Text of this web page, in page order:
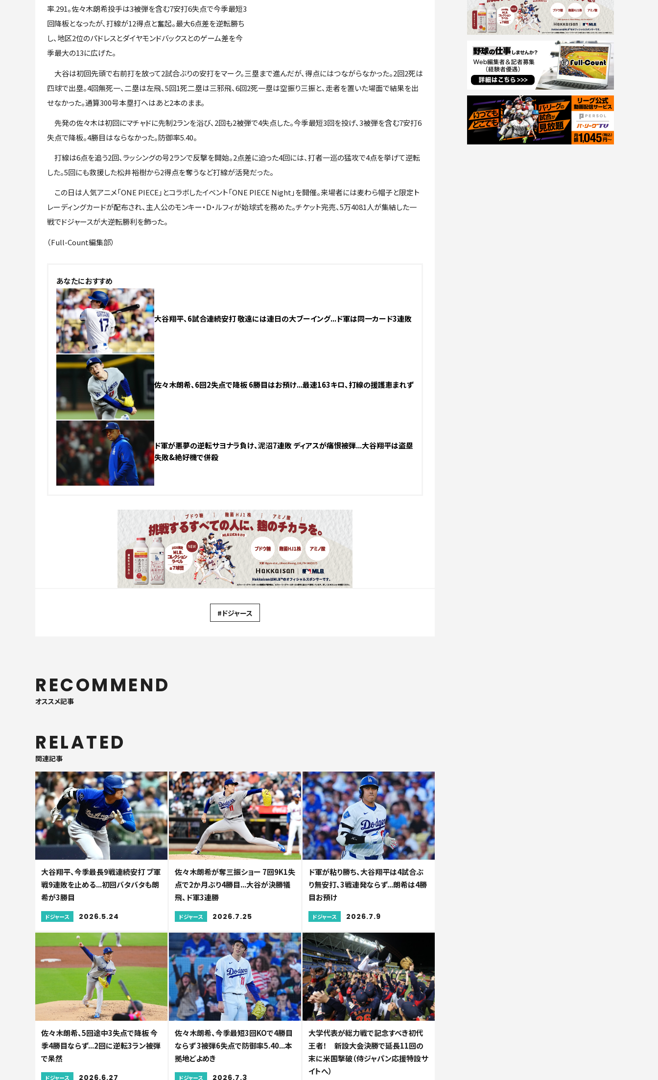
率.291。佐々木朗希投手は3被弾を含む7安打6失点で今季最短3
回降板となったが、打線が12得点と奮起。最大6点差を逆転勝ち
し、地区2位のパドレスとダイヤモンドバックスとのゲーム差を今
季最大の13に広げた。
大谷は初回先頭で右前打を放って2試合ぶりの安打をマーク。三塁まで進んだが、得点にはつながらなかった。2回2死は
四球で出塁。4回無死一、二塁は左飛、5回1死二塁は三邪飛、6回2死一塁は空振り三振と、走者を置いた場面で結果を出
せなかった。通算300号本塁打へはあと2本のまま。
先発の佐々木は初回にマチャドに先制2ランを浴び、2回も2被弾で4失点した。今季最短3回を投げ、3被弾を含む7安打6
失点で降板。4勝目はならなかった。防御率5.40。
打線は6点を追う2回、ラッシングの号2ランで反撃を開始。2点差に迫った4回には、打者一巡の猛攻で4点を挙げて逆転
した。5回にも救援した松井裕樹から2得点を奪うなど打線が活発だった。
この日は人気アニメ「ONE PIECE」とコラボしたイベント「ONE PIECE Night」を開催。来場者には麦わら帽子と限定ト
レーディングカードが配布され、主人公のモンキー・D・ルフィが始球式を務めた。チケット完売、5万4081人が集結した一
戦でドジャースが大逆転勝利を飾った。
（Full-Count編集部）
あなたにおすすめ
大谷翔平、6試合連続安打 敬遠には連日の大ブーイング...ド軍は同一カード3連敗
佐々木朗希、6回2失点で降板 6勝目はお預け...最速163キロ、打線の援護恵まれず
ド軍が悪夢の逆転サヨナラ負け、泥沼7連敗 ディアスが痛恨被弾...大谷翔平は盗塁
失敗&絶好機で併殺
#ドジャース
RECOMMEND
オススメ記事
RELATED
関連記事
大谷翔平、今季最長9戦連続安打 ブ軍
戦9連敗を止める...初回バタバタも朗
希が3勝目
ドジャース 2026.5.24
佐々木朗希が奪三振ショー 7回9K1失
点で2か月ぶり4勝目...大谷が決勝犠
飛、ド軍3連勝
ドジャース 2026.7.25
ド軍が粘り勝ち、大谷翔平は4試合ぶ
り無安打、3戦連発ならず...朗希は4勝
目お預け
ドジャース 2026.7.9
佐々木朗希、5回途中3失点で降板 今
季4勝目ならず...2回に逆転3ラン被弾
で呆然
ドジャース 2026.6.27
佐々木朗希、今季最短3回KOで4勝目
ならず 3被弾6失点で防御率5.40...本
拠地どよめき
ドジャース 2026.7.3
大学代表が総力戦で記念すべき初代
王者！ 新設大会決勝で延長11回の
末に米国撃破（侍ジャパン応援特設サ
イトへ）